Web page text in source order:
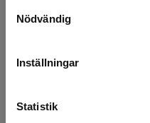
Nödvändig
Inställningar
Statistik
Vi erbjuder inte
att kunna slutföra ett